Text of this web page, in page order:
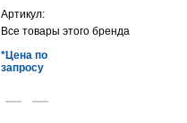
Артикул:
Все товары этого бренда
*Цена по
запросу